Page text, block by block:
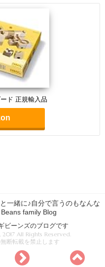
ド 正規輸入品
一緒に♪自分で言うのもなんな
family Blog
ーンズのブログです
All Rights Reserved.
断転載を禁止します